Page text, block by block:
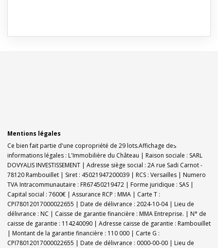
Mentions légales
Ce bien fait partie d'une copropriété de 29 lots.Affichage des
informations légales : L'Immobilière du Château | Raison sociale : SARL
DOVYALIS INVESTISSEMENT | Adresse siège social : 2A rue Sadi Carnot -
78120 Rambouillet | Siret : 45021947200039 | RCS : Versailles | Numero
TVA Intracommunautaire : FR67450219472 | Forme juridique : SAS |
Capital social : 7600€ | Assurance RCP : MMA | Carte T :
CPI78012017000022655 | Date de délivrance : 2024-10-04 | Lieu de
délivrance : NC | Caisse de garantie financière : MMA Entreprise. | N° de
caisse de garantie : 114240090 | Adresse caisse de garantie : Rambouillet
| Montant de la garantie financière : 110 000 | Carte G :
CPI78012017000022655 | Date de délivrance : 0000-00-00 | Lieu de